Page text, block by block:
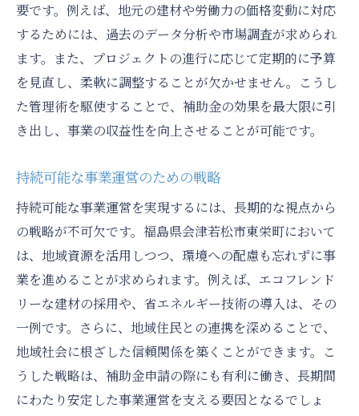
要です。例えば、地元の建材や労働力の価格変動に対応
するためには、過去のデータ分析や市場調査が求められ
ます。また、プロジェクトの進行に応じて定期的に予算
を見直し、柔軟に調整することが欠かせません。こうし
た管理術を駆使することで、補助金の効果を最大限に引
き出し、事業の収益性を向上させることが可能です。
持続可能な事業運営のための戦略
持続可能な事業運営を実現するには、長期的な視点から
の戦略が不可欠です。福島県会津若松市東栄町において
は、地域資源を活用しつつ、環境への配慮も忘れずに事
業を進めることが求められます。例えば、エコフレンド
リーな建材の採用や、省エネルギー技術の導入は、その
一例です。さらに、地域住民との連携を深めることで、
地域社会に根ざした信頼関係を築くことができます。こ
うした戦略は、補助金申請の際にも有利に働き、長期間
にわたり安定した事業運営を支える要因となるでしょ